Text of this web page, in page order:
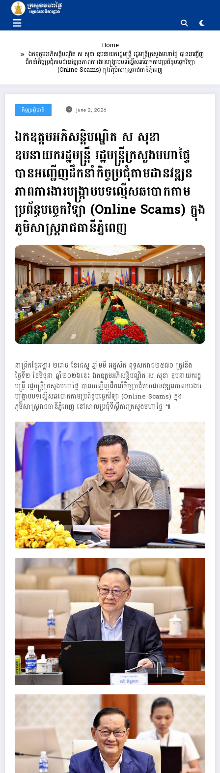
content
Home
ឯកឧត្តមអភិសន្តិបណ្ឌិត ស សុខា ឧបនាយករដ្ឋមន្ត្រី រដ្ឋមន្ត្រីក្រសួងមហាផ្ទៃ បានអញ្ជើញ
ដឹកនាំកិច្ចប្រជុំតាមដានវឌ្ឍនភាពការងារបង្ក្រាបបទល្មើសឆបោកតាមប្រព័ន្ធបច្ចេកវិទ្យា
(Online Scams) ក្នុងភូមិសាស្ត្ររាជធានីភ្នំពេញ
កិច្ចប្រជុំជាតិ June 2, 2026
ឯកឧត្តមអភិសន្តិបណ្ឌិត ស សុខា
ឧបនាយករដ្ឋមន្ត្រី រដ្ឋមន្ត្រីក្រសួងមហាផ្ទៃ
បានអញ្ជើញដឹកនាំកិច្ចប្រជុំតាមដានវឌ្ឍន
ភាពការងារបង្ក្រាបបទល្មើសឆបោកតាម
ប្រព័ន្ធបច្ចេកវិទ្យា (Online Scams) ក្នុង
ភូមិសាស្ត្ររាជធានីភ្នំពេញ
នាព្រឹកថ្ងៃអង្គារ ២រោច ខែជេស្ឋ ឆ្នាំមមី អដ្ឋស័ក ពុទ្ធសករាជ២៥៧០ ត្រូវនឹង
ថ្ងៃទី២ ខែមិថុនា ឆ្នាំ២០២៦នេះ ឯកឧត្តមអភិសន្តិបណ្ឌិត ស សុខា ឧបនាយករដ្ឋ
មន្ត្រី រដ្ឋមន្ត្រីក្រសួងមហាផ្ទៃ បានអញ្ជើញដឹកនាំកិច្ចប្រជុំតាមដានវឌ្ឍនភាពការងារ
បង្ក្រាបបទល្មើសឆបោកតាមប្រព័ន្ធបច្ចេកវិទ្យា (Online Scams) ក្នុង
ភូមិសាស្ត្ររាជធានីភ្នំពេញ នៅសាលប្រជុំទីស្តីការក្រសួងមហាផ្ទៃ ៕